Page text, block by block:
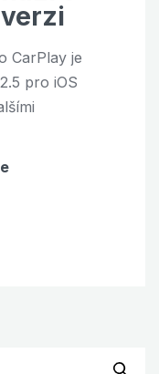
CarPlay je
pro iOS